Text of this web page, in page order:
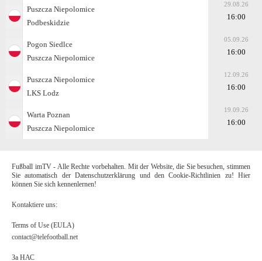
Puszcza Niepolomice
Podbeskidzie
29.08.26
16:00
Pogon Siedlce
Puszcza Niepolomice
05.09.26
16:00
Puszcza Niepolomice
LKS Lodz
12.09.26
16:00
Warta Poznan
Puszcza Niepolomice
19.09.26
16:00
Fußball imTV - Alle Rechte vorbehalten. Mit der Website, die Sie besuchen, stimmen
Sie automatisch der Datenschutzerklärung und den Cookie-Richtlinien zu! Hier
können Sie sich kennenlernen!
Kontaktiere uns:
Terms of Use (EULA)
contact@telefootball.net
За НАС